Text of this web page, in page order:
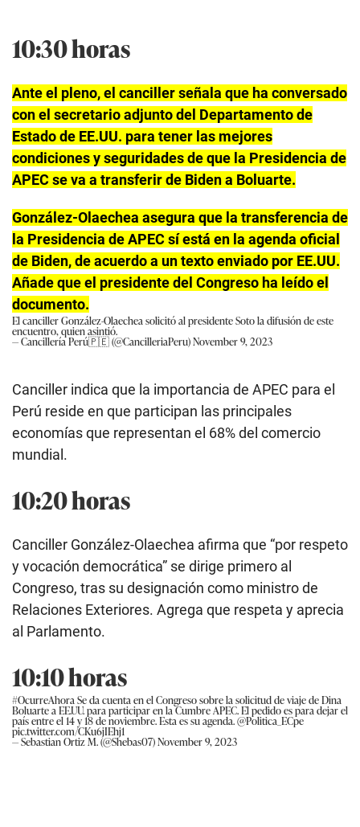
10:30 horas
Ante el pleno, el canciller señala que ha conversado
con el secretario adjunto del Departamento de
Estado de EE.UU. para tener las mejores
condiciones y seguridades de que la Presidencia de
APEC se va a transferir de Biden a Boluarte.
González-Olaechea asegura que la transferencia de
la Presidencia de APEC sí está en la agenda oficial
de Biden, de acuerdo a un texto enviado por EE.UU.
Añade que el presidente del Congreso ha leído el
documento.
El canciller González-Olaechea solicitó al presidente Soto la difusión de este
encuentro, quien asintió.
— Cancillería Perú🇵🇪 (@CancilleriaPeru)November 9, 2023
Canciller indica que la importancia de APEC para el
Perú reside en que participan las principales
economías que representan el 68% del comercio
mundial.
10:20 horas
Canciller González-Olaechea afirma que “por respeto
y vocación democrática” se dirige primero al
Congreso, tras su designación como ministro de
Relaciones Exteriores. Agrega que respeta y aprecia
al Parlamento.
10:10 horas
#OcurreAhoraSe da cuenta en el Congreso sobre la solicitud de viaje de Dina
Boluarte a EE.UU. para participar en la Cumbre APEC. El pedido es para dejar el
país entre el 14 y 18 de noviembre. Esta es su agenda.@Politica_ECpe
pic.twitter.com/CKu6jIEhj1
— Sebastian Ortiz M. (@Shebas07)November 9, 2023